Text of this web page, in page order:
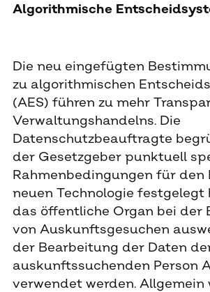
Algorithmische
Die neu eingefügten
zu algorithmischen
(AES) führen zu mehr
Verwaltungshandelns. Die
Datenschutzbeauftragte
der Gesetzgeber punktuell
Rahmenbedingungen für den
neuen Technologie festgelegt
das öffentliche Organ bei der
von Auskunftsgesuchen
der Bearbeitung der Daten
auskunftssuchenden Person
verwendet werden. Allgemein